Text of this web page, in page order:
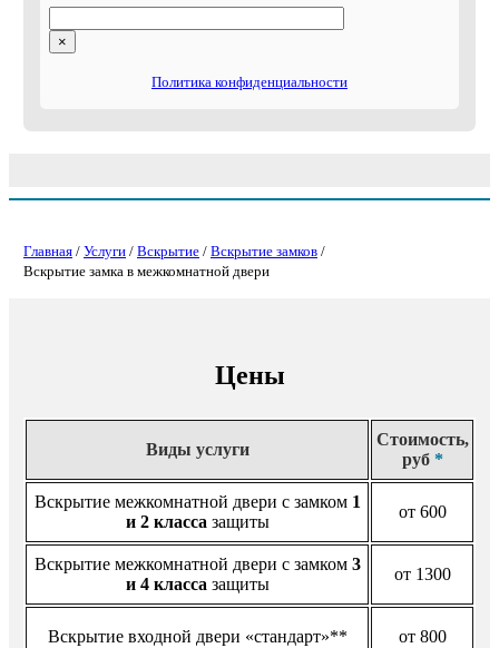
×
Политика конфиденциальности
Главная / Услуги / Вскрытие / Вскрытие замков /
Вскрытие замка в межкомнатной двери
Цены
Виды услуги
Стоимость,
руб *
Вскрытие межкомнатной двери с замком 1
и 2 класса защиты
от 600
Вскрытие межкомнатной двери с замком 3
и 4 класса защиты
от 1300
Вскрытие входной двери «стандарт»** от 800